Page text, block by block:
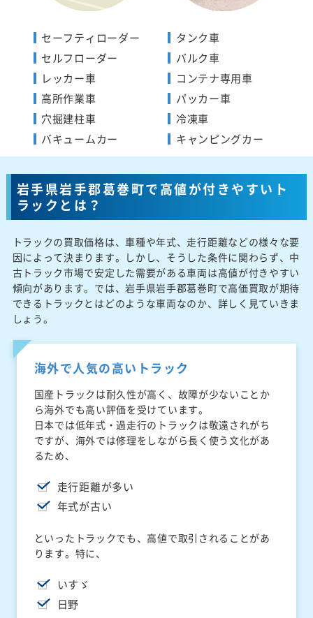
セーフティローダー
セルフローダー
レッカー車
高所作業車
穴掘建柱車
バキュームカー
タンク車
バルク車
コンテナ専用車
パッカー車
冷凍車
キャンピングカー
岩手県岩手郡葛巻町で高値が付きやすいト
ラックとは？
トラックの買取価格は、車種や年式、走行距離などの様々な要
因によって決まります。しかし、そうした条件に関わらず、中
古トラック市場で安定した需要がある車両は高値が付きやすい
傾向があります。では、岩手県岩手郡葛巻町で高価買取が期待
できるトラックとはどのような車両なのか、詳しく見ていきま
しょう。
海外で人気の高いトラック
国産トラックは耐久性が高く、故障が少ないことか
ら海外でも高い評価を受けています。
日本では低年式・過走行のトラックは敬遠されがち
ですが、海外では修理をしながら長く使う文化があ
るため、
走行距離が多い
年式が古い
といったトラックでも、高値で取引されることがあ
ります。特に、
いすゞ
日野